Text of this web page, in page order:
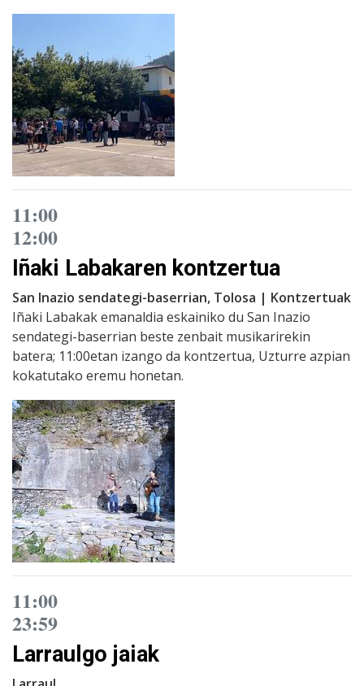
11:00
12:00
Iñaki Labakaren kontzertua
San Inazio sendategi-baserrian, Tolosa | Kontzertuak
Iñaki Labakak emanaldia eskainiko du San Inazio
sendategi-baserrian beste zenbait musikarirekin
batera; 11:00etan izango da kontzertua, Uzturre azpian
kokatutako eremu honetan.
11:00
23:59
Larraulgo jaiak